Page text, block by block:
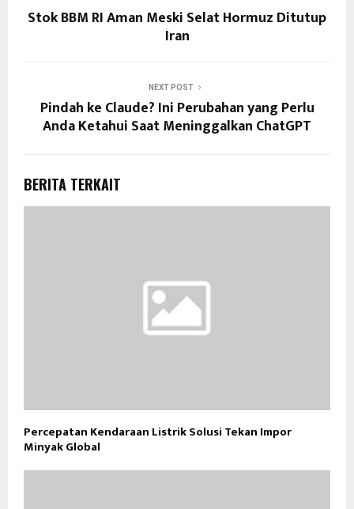
Stok BBM RI Aman Meski Selat Hormuz Ditutup
Iran
NEXT POST
Pindah ke Claude? Ini Perubahan yang Perlu
Anda Ketahui Saat Meninggalkan ChatGPT
BERITA TERKAIT
Percepatan Kendaraan Listrik Solusi Tekan Impor
Minyak Global